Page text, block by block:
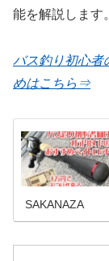
能を解説します。
バス釣り初心者
めはこちら⇒
SAKANAZA